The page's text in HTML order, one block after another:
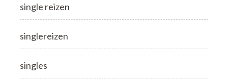
single reizen
singlereizen
singles